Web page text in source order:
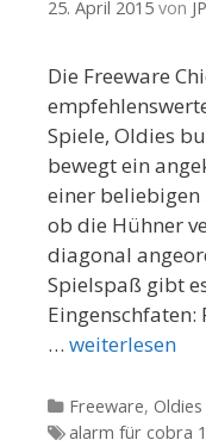
25. April 2015 von JP
Die Freeware
Spiele, Oldies
bewegt ein
einer beliebigen
ob die Hühner
diagonal
Spielspaß gibt
Eingenschfaten:
… weiterlesen
Kategorien
Freeware,
Tags
alarm für cobra